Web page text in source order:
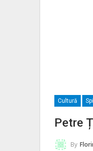
Cultură
Petre
By